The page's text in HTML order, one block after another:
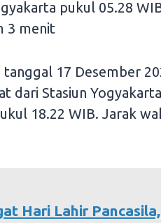
pukul 05.28
3 menit
tanggal 17 Desember
dari Stasiun
18.22 WIB. Jarak
Hari Lahir